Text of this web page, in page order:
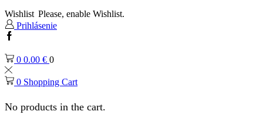
Wishlist Please, enable Wishlist.
Prihlásenie
Facebook
0 0.00 € 0
0 Shopping Cart
No products in the cart.